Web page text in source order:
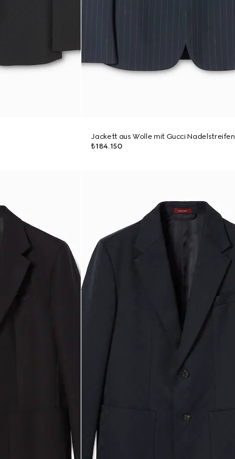
Jackett aus Wolle mit Gucci Nadelstreifen
₺184.150